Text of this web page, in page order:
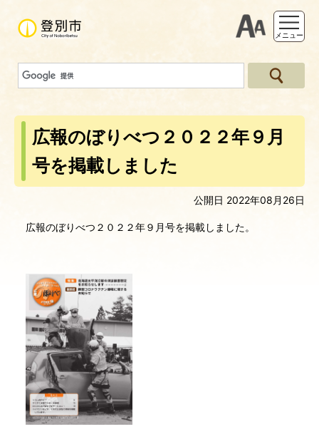
支援ツー
メニュー
広報のぼりべつ２０２２年９月
号を掲載しました
公開日 2022年08月26日
広報のぼりべつ２０２２年９月号を掲載しました。